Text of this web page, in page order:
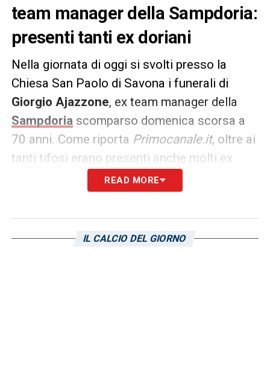
team manager della Sampdoria:
presenti tanti ex doriani
Nella giornata di oggi si svolti presso la
Chiesa San Paolo di Savona i funerali di
Giorgio Ajazzone, ex team manager della
Sampdoriascomparso domenica scorsa a
70 anni. Come riporta Primocanale.it, oltre ai
tanti tifosi erano presenti anche molti ex
giocatori blucerchiati comeRoberto
, storico attaccante delle stagioni
(ex presidente),Luca Pellegrini
READ MORE
IL CALCIO DEL GIORNO